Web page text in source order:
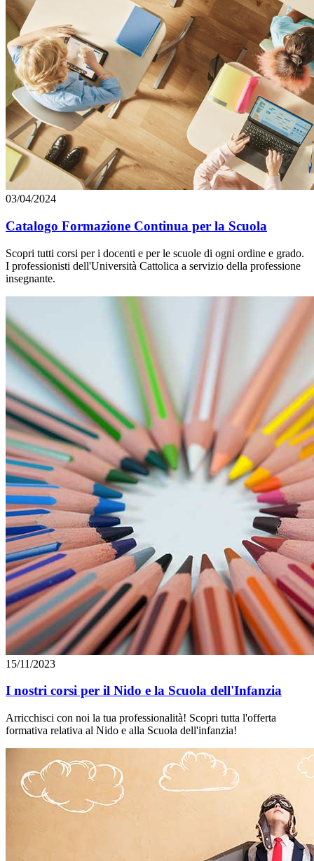
03/04/2024
Catalogo Formazione Continua per la Scuola
Scopri tutti corsi per i docenti e per le scuole di ogni ordine e grado.
I professionisti dell'Università Cattolica a servizio della professione
insegnante.
15/11/2023
I nostri corsi per il Nido e la Scuola dell'Infanzia
Arricchisci con noi la tua professionalità! Scopri tutta l'offerta
formativa relativa al Nido e alla Scuola dell'infanzia!